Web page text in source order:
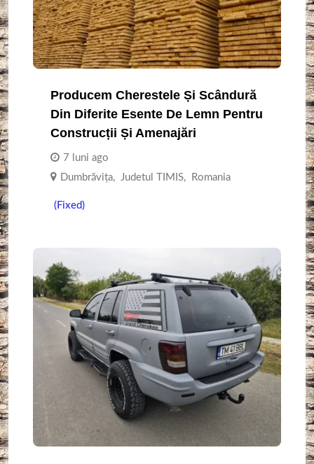
Producem Cherestele Și Scândură
Din Diferite Esente De Lemn Pentru
Construcții Și Amenajări
7 luni ago
Dumbrăvița, Judetul TIMIS, Romania
(Fixed)